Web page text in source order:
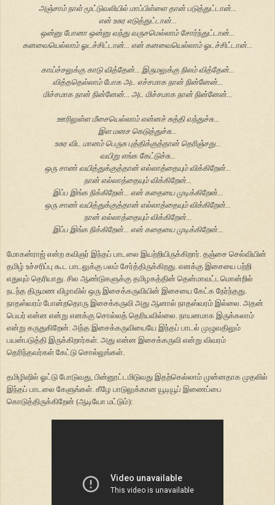
அஞ்சாம் நாள் மூட்டுவலியில் மாப்பிள்ளை தான் படுத்துட்டான்...
என் உசுர எடுத்துட்டான்...
ஒன்னு போனா ஒன்னு வந்து வருசமெல்லாம் சோர்ந்துட்டான்...
கனவையெல்லாம் ஓடச்சிட்டான்... என் கனவையெல்லாம் ஓடச்சிட்டான்...
காய்ச்சலுக்கு காடு வித்தேன்... இருமலுக்கு நிலம் வித்தேன்...
வித்ததெல்லாம் போக அட எச்சமாக நான் நின்னேன்...
மிச்சமாக நான் நின்னேன்... அட மிச்சமாக நான் நின்னேன்...
ஊரிலுள்ள மீசையெல்லாம் என்னச் சுத்தி வந்துச்சு...
இள மனச கெடுத்துச்சு...
உசுர விட மானம் பெருசு புத்திக்குத்தான் தெரிஞ்சது...
வயிறு எங்க கேட்டுச்சு...
ஒரு சாண் வயித்துக்குத்தான் எல்லாத்தையும் விக்கிறேன்...
நான் எல்லாத்தையும் விக்கிறேன்...
இப்ப இங்க நிக்கிறேன்... என் கதையை முடிக்கிறேன்...
ஒரு சாண் வயித்துக்குத்தான் எல்லாத்தையும் விக்கிறேன்...
நான் எல்லாத்தையும் விக்கிறேன்...
இப்ப இங்க நிக்கிறேன்... என் கதையை முடிக்கிறேன்...
மோகன்ராஜ் என்ற கவிஞர் இந்தப் பாடலை இயற்றியிருக்கிறார். தஞ்சை செல்வியின்
தமிழ் உச்சரிப்பு கூட பாடலுக்கு பலம் சேர்த்திருக்கிறது. எனக்கு இசையை பற்றி
எதுவும் தெரியாது. சில ஆண்டுகளுக்கு தமிழகத்தின் தென்மாவட்டமொன்றில்
நடந்த திருமண விழாவில் ஒரு இசைக்கருவியின் இசையை கேட்க நேர்ந்தது.
நாதஸ்வரம் போன்றதொரு இசைக்கருவி அது ஆனால் நாதஸ்வரம் இல்லை. அதன்
பெயர் என்ன என்று எனக்கு சொல்லத் தெரியவில்லை. நாயனமாக இருக்கலாம்
என்று கருதுகிறேன். அந்த இசைக்கருவியையே இந்தப் பாடல் முழுவதிலும்
பயன்படுத்தி இருக்கிறார்கள். அது என்ன இசைக்கருவி என்று விவரம்
தெரிந்தவர்கள் கேட்டு சொல்லுங்கள்.
தமிழிஷில் ஓட்டு போடுவது, பின்னூட்டமிடுவது இதற்கெல்லாம் முன்னதாக முதலில்
இந்தப் பாடலை கேளுங்கள். கீழே பாடுலுக்கான யூடியூப் இணைப்பை
கொடுத்திருக்கிறேன் (ஆடியோ மட்டும்):